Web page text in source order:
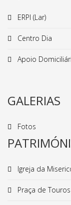
ERPI (Lar)
Centro Dia
Apoio
GALERIAS
Fotos
Igreja da
Praça de Touros